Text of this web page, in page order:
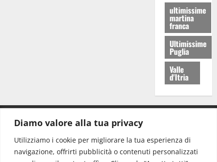
Diamo valore alla tua privacy
Utilizziamo i cookie per migliorare la tua esperienza di
navigazione, offrirti pubblicità o contenuti personalizzati
ultimissime
martina
franca
Ultimissime
Puglia
Valle
d'Itria
Redazione: redazione@www.martinasera.it